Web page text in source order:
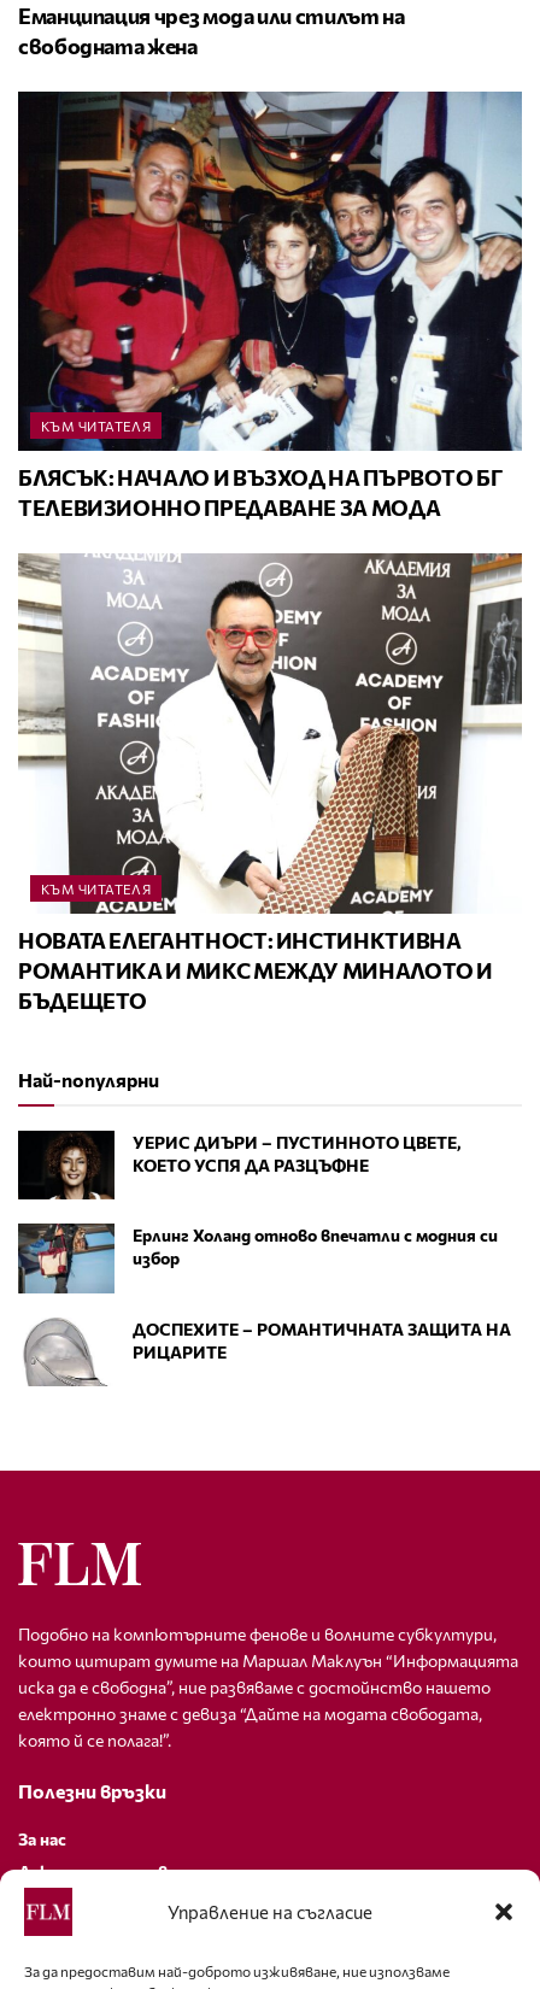
Управление на съгласие
За да предоставим най-доброто изживяване, ние използваме
Еманципация чрез мода или стилът на
свободната жена
КЪМ ЧИТАТЕЛЯ
БЛЯСЪК: НАЧАЛО И ВЪЗХОД НА ПЪРВОТО БГ
ТЕЛЕВИЗИОННО ПРЕДАВАНЕ ЗА МОДА
КЪМ ЧИТАТЕЛЯ
НОВАТА ЕЛЕГАНТНОСТ: ИНСТИНКТИВНА
РОМАНТИКА И МИКС МЕЖДУ МИНАЛОТО И
БЪДЕЩЕТО
Най-популярни
УЕРИС ДИЪРИ – ПУСТИННОТО ЦВЕТЕ,
КОЕТО УСПЯ ДА РАЗЦЪФНЕ
Ерлинг Холанд отново впечатли с модния си
избор
ДОСПЕХИТЕ – РОМАНТИЧНАТА ЗАЩИТА НА
РИЦАРИТЕ
Подобно на компютърните фенове и волните субкултури,
които цитират думите на Маршал Маклуън “Информацията
иска да е свободна”, ние развяваме с достойнство нашето
електронно знаме с девиза “Дайте на модата свободата,
която й се полага!”.
Полезни връзки
За нас
Декларация за поверителност
Политика за бисквитки
За контакти